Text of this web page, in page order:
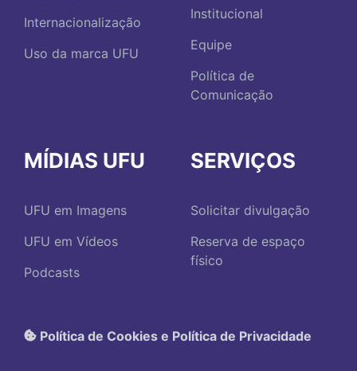
Internacionalização
Uso da marca UFU
Institucional
Equipe
Política de
Comunicação
MÍDIAS UFU
UFU em Imagens
UFU em Vídeos
Podcasts
SERVIÇOS
Solicitar divulgação
Reserva de espaço
físico
Política de Cookies e Política de Privacidade